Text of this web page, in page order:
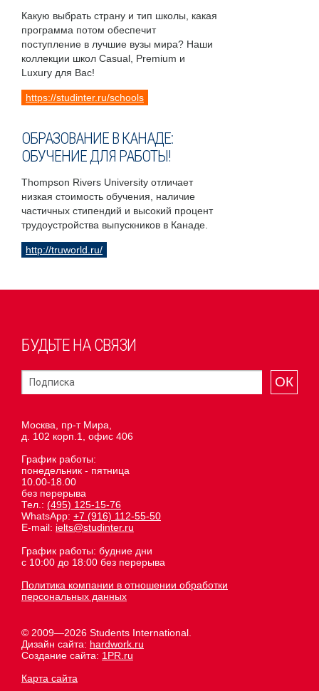
Какую выбрать страну и тип школы, какая
программа потом обеспечит
поступление в лучшие вузы мира? Наши
коллекции школ Casual, Premium и
Luxury для Вас!
https://studinter.ru/schools
ОБРАЗОВАНИЕ В КАНАДЕ:
ОБУЧЕНИЕ ДЛЯ РАБОТЫ!
Thompson Rivers University отличает
низкая стоимость обучения, наличие
частичных стипендий и высокий процент
трудоустройства выпускников в Канаде.
http://truworld.ru/
БУДЬТЕ НА СВЯЗИ
ОК
Москва, пр-т Мира,
д. 102 корп.1, офис 406
График работы:
понедельник - пятница
10.00-18.00
без перерыва
Тел.: (495) 125-15-76
WhatsApp: +7 (916) 112-55-50
E-mail: ielts@studinter.ru
График работы: будние дни
с 10:00 до 18:00 без перерыва
Политика компании в отношении обработки
персональных данных
© 2009—2026 Students International.
Дизайн сайта: hardwork.ru
Создание сайта: 1PR.ru
Карта сайта